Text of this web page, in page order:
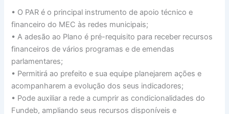
• O PAR é o principal instrumento de apoio técnico e
financeiro do MEC às redes municipais;
• A adesão ao Plano é pré-requisito para receber recursos
financeiros de vários programas e de emendas
parlamentares;
• Permitirá ao prefeito e sua equipe planejarem ações e
acompanharem a evolução dos seus indicadores;
• Pode auxiliar a rede a cumprir as condicionalidades do
Fundeb, ampliando seus recursos disponíveis e